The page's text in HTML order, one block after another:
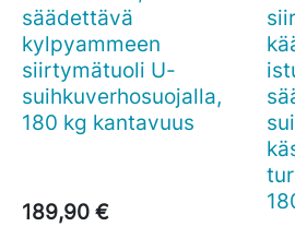
säädettävä
kylpyammeen
siirtymätuoli U-
suihkuverhosuojalla,
180 kg kantavuus
189,90 €